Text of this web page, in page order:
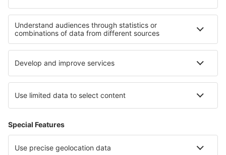
Unterkunft in Bad Mittendorf Unterkunft in Dachstein
Unterkunft in Mölltal Unterkunft im Olympic-Nationalpark
Unterkunft in Belize Unterkunft im Marakele-Nationalpark
Unterkunft in Los Rios Unterkunft in Cayo Coco